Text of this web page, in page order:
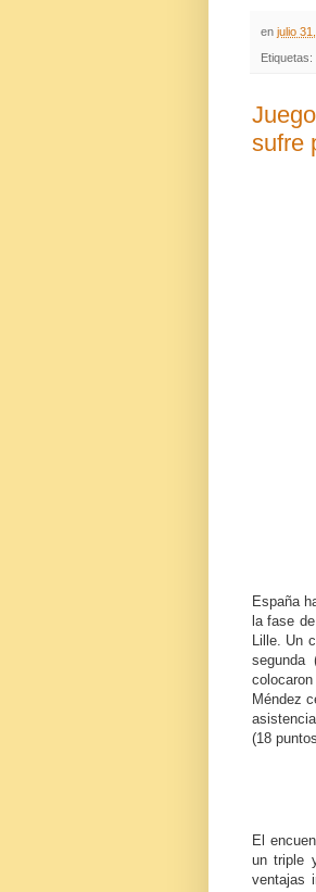
en julio
Etiquetas:
sufre
España
la fase
Lille. Un
segunda
Méndez
(18
El
un triple
ventajas